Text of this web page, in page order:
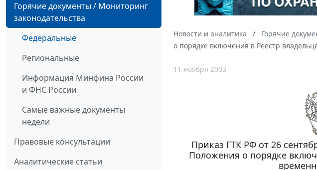
Горячие документы / Мониторинг
законодательства
Федеральные
Региональные
Информация Минфина России
и ФНС России
Самые важные документы
недели
Правовые консультации
Аналитические статьи
Новости и аналитика Горячие
о порядке включения в Реестр
11 ноября 2003
Приказ ГТК РФ от 26
Положения о порядке